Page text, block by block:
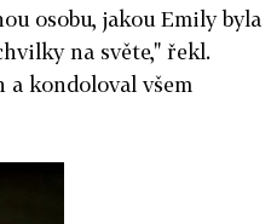
osobu, jakou Emily byla
na světe," řekl.
kondoloval všem